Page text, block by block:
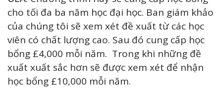
cho tối đa ba năm học đại học. Ban giám khảo
của chúng tôi sẽ xem xét đề xuất từ các học
viên có chất lượng cao. Sau đó cung cấp học
bổng £4,000 mỗi năm. Trong khi những đề
xuất xuất sắc hơn sẽ được xem xét để nhận
học bổng £10,000 mỗi năm.